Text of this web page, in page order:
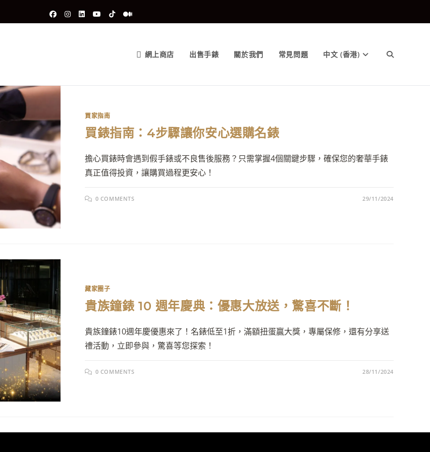
網上商店 出售手錶 關於我們 常見問題 中文 (香港)
買家指南
買錶指南：4步驟讓你安心選購名錶
擔心買錶時會遇到假手錶或不良售後服務？只需掌握4個關鍵步驟，確保您的奢華手錶
真正值得投資，讓購買過程更安心！
0 COMMENTS 29/11/2024
藏家圈子
貴族鐘錶 10 週年慶典：優惠大放送，驚喜不斷！
貴族鐘錶10週年慶優惠來了！名錶低至1折，滿額扭蛋贏大獎，專屬保修，還有分享送
禮活動，立即參與，驚喜等您探索！
0 COMMENTS 28/11/2024